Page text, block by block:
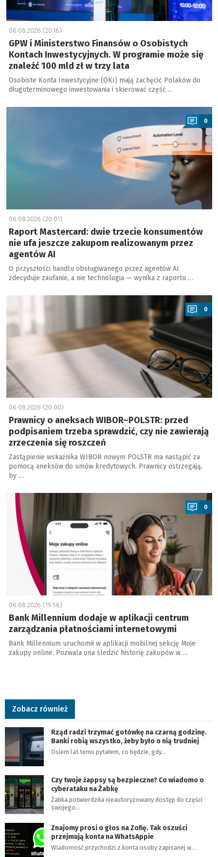
06.08.2026 (20:16)
GPW i Ministerstwo Finansów o Osobistych
Kontach Inwestycyjnych. W programie może się
znaleźć 100 mld zł w trzy lata
Osobiste Konta Inwestycyjne (OKI) mają zachęcić Polaków do
długoterminowego inwestowania i skierować część …
a
0
06.08.2026 (20:01)
Raport Mastercard: dwie trzecie konsumentów
nie ufa jeszcze zakupom realizowanym przez
agentów AI
O przyszłości handlu obsługiwanego przez agentów AI
zdecyduje zaufanie, a nie technologia — wynika z raportu …
a
0
06.08.2026 (20:00)
Prawnicy o aneksach WIBOR–POLSTR: przed
podpisaniem trzeba sprawdzić, czy nie zawierają
zrzeczenia się roszczeń
Zastąpienie wskaźnika WIBOR nowym POLSTR ma nastąpić za
pomocą aneksów do umów kredytowych. Prawnicy ostrzegają,
by …
0
06.08.2026 (19:56)
Bank Millennium dodaje w aplikacji centrum
zarządzania płatnościami internetowymi
Bank Millennium uruchomił w aplikacji mobilnej sekcję Moje
zakupy online. Pozwala ona śledzić historię zakupów w …
Zobacz również
Rząd radzi trzymać gotówkę na czarną godzinę.
Banki robią wszystko, żeby było o nią trudniej
Osiem lat temu pytałem, co będzie, gdy…
Czy twoje żappsy są bezpieczne? Co wiadomo o
cyberataku na Żabkę
Żabka potwierdziła nieautoryzowany dostęp do części
swojego…
Znajomy prosi o głos na Zofię. Tak oszuści
przejmują konta na WhatsAppie
Wiadomość przychodzi z konta osoby zapisanej w…